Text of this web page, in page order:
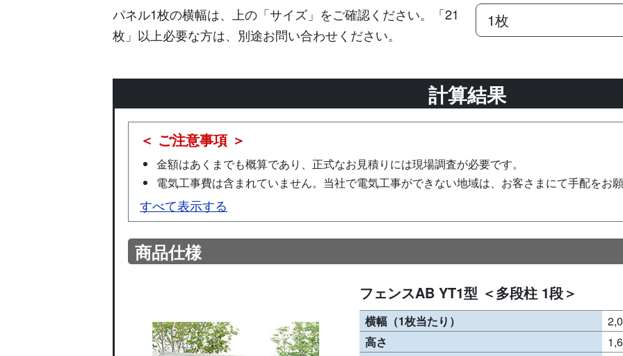
パネル1枚の横幅は、上の「サイズ」をご確認ください。「21
枚」以上必要な方は、別途お問い合わせください。
計算結果
＜ ご注意事項 ＞
金額はあくまでも概算であり、正式なお見積りには現場調査が必要です。
電気工事費は含まれていません。当社で電気工事ができない地域は、お客さまにて手配をお
すべて表示する
商品仕様
フェンスAB YT1型 ＜多段柱 1段＞
横幅（1枚当たり）
高さ